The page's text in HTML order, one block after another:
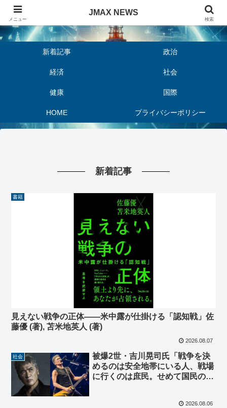
JMAX NEWS
新着記事 政治
経済 社会
健康 国際
HOME プライバシーポリシー
新着記事
書籍
見えない戦争の正体――米中露が仕掛ける「認知戦」佐
藤優 (著), 苫米地英人 (著)
2026.08.07
社会
被爆2世・吉川晃司氏「戦争を決
めるのは安全地帯にいる人、戦場
に行くのは庶民。せめて国民の総
2026.08.06
メニュー
JMAX NEWS
検索